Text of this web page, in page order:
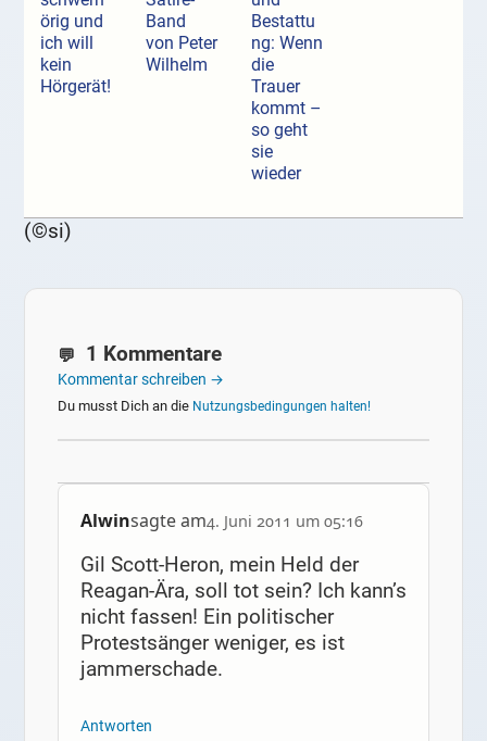
örig und
ich will
kein
Hörgerät!
Band
von Peter
Wilhelm
Bestattu
ng: Wenn
die
Trauer
kommt –
so geht
sie
wieder
(©si)
1 Kommentare
Kommentar schreiben →
Du musst Dich an die Nutzungsbedingungen halten!
Alwinsagte am4. Juni 2011 um 05:16
Gil Scott-Heron, mein Held der
Reagan-Ära, soll tot sein? Ich kann’s
nicht fassen! Ein politischer
Protestsänger weniger, es ist
jammerschade.
Antworten